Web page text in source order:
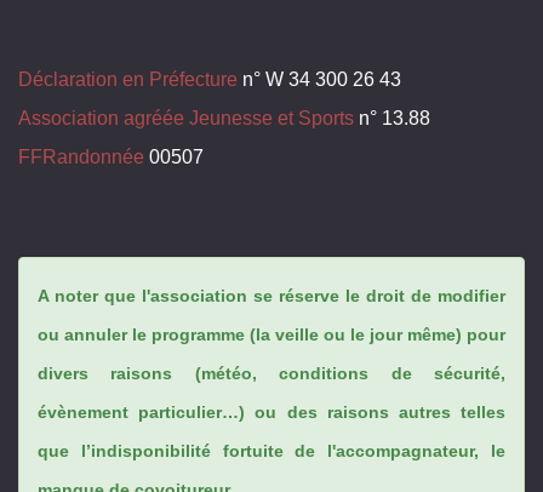
Déclaration en Préfecture n° W 34 300 26 43
Association agréée Jeunesse et Sports n° 13.88
FFRandonnée 00507
A noter que l'association se réserve le droit de modifier
ou annuler le programme (la veille ou le jour même) pour
divers raisons (météo, conditions de sécurité,
évènement particulier…) ou des raisons autres telles
que l’indisponibilité fortuite de l'accompagnateur, le